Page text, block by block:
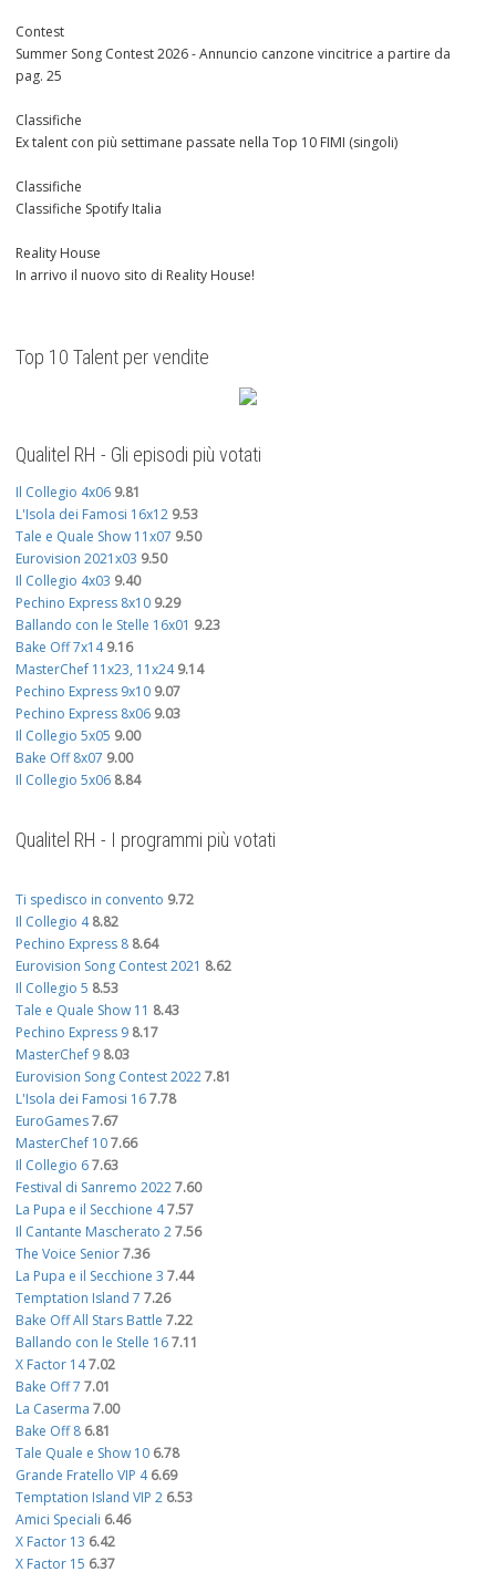
Contest
Summer Song Contest 2026 - Annuncio canzone vincitrice a partire da
pag. 25
Classifiche
Ex talent con più settimane passate nella Top 10 FIMI (singoli)
Classifiche
Classifiche Spotify Italia
Reality House
In arrivo il nuovo sito di Reality House!
Top 10 Talent per vendite
Qualitel RH - Gli episodi più votati
Il Collegio 4x06 9.81
L'Isola dei Famosi 16x12 9.53
Tale e Quale Show 11x07 9.50
Eurovision 2021x03 9.50
Il Collegio 4x03 9.40
Pechino Express 8x10 9.29
Ballando con le Stelle 16x01 9.23
Bake Off 7x14 9.16
MasterChef 11x23, 11x24 9.14
Pechino Express 9x10 9.07
Pechino Express 8x06 9.03
Il Collegio 5x05 9.00
Bake Off 8x07 9.00
Il Collegio 5x06 8.84
Qualitel RH - I programmi più votati
Ti spedisco in convento 9.72
Il Collegio 4 8.82
Pechino Express 8 8.64
Eurovision Song Contest 2021 8.62
Il Collegio 5 8.53
Tale e Quale Show 11 8.43
Pechino Express 9 8.17
MasterChef 9 8.03
Eurovision Song Contest 20227.81
L'Isola dei Famosi 167.78
EuroGames7.67
MasterChef 107.66
Il Collegio 67.63
Festival di Sanremo 20227.60
La Pupa e il Secchione 47.57
Il Cantante Mascherato 27.56
The Voice Senior7.36
La Pupa e il Secchione 3 7.44
Temptation Island 7 7.26
Bake Off All Stars Battle 7.22
Ballando con le Stelle 167.11
X Factor 147.02
Bake Off 7 7.01
La Caserma 7.00
Bake Off 8 6.81
Tale Quale e Show 10 6.78
Grande Fratello VIP 4 6.69
Temptation Island VIP 2 6.53
Amici Speciali 6.46
X Factor 13 6.42
X Factor 15 6.37